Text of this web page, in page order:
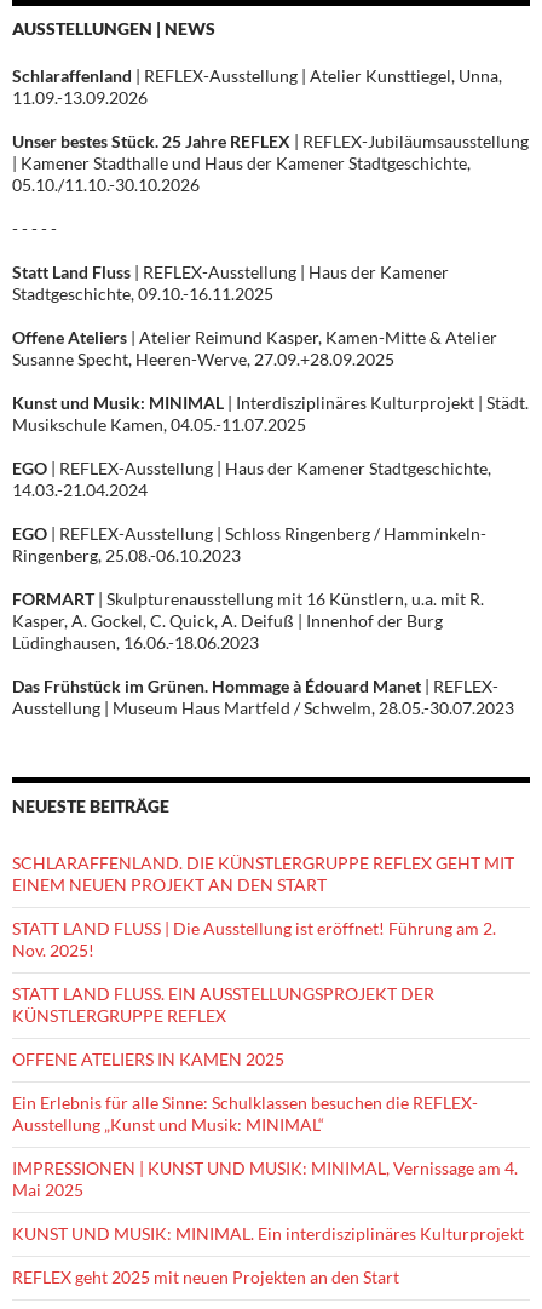
AUSSTELLUNGEN | NEWS
Schlaraffenland | REFLEX-Ausstellung | Atelier Kunsttiegel, Unna,
11.09.-13.09.2026
Unser bestes Stück. 25 Jahre REFLEX | REFLEX-Jubiläumsausstellung
| Kamener Stadthalle und Haus der Kamener Stadtgeschichte,
05.10./11.10.-30.10.2026
- - - - -
Statt Land Fluss | REFLEX-Ausstellung | Haus der Kamener
Stadtgeschichte, 09.10.-16.11.2025
Offene Ateliers | Atelier Reimund Kasper, Kamen-Mitte & Atelier
Susanne Specht, Heeren-Werve, 27.09.+28.09.2025
Kunst und Musik: MINIMAL | Interdisziplinäres Kulturprojekt | Städt.
Musikschule Kamen, 04.05.-11.07.2025
EGO | REFLEX-Ausstellung | Haus der Kamener Stadtgeschichte,
14.03.-21.04.2024
EGO | REFLEX-Ausstellung | Schloss Ringenberg / Hamminkeln-
Ringenberg, 25.08.-06.10.2023
FORMART| Skulpturenausstellung mit 16 Künstlern, u.a. mit R.
Kasper, A. Gockel, C. Quick, A. Deifuß | Innenhof der Burg
Lüdinghausen, 16.06.-18.06.2023
Das Frühstück im Grünen. Hommage à Édouard Manet | REFLEX-
Ausstellung | Museum Haus Martfeld / Schwelm, 28.05.-30.07.2023
NEUESTE BEITRÄGE
SCHLARAFFENLAND. DIE KÜNSTLERGRUPPE REFLEX GEHT MIT
EINEM NEUEN PROJEKT AN DEN START
STATT LAND FLUSS | Die Ausstellung ist eröffnet! Führung am 2.
Nov. 2025!
STATT LAND FLUSS. EIN AUSSTELLUNGSPROJEKT DER
KÜNSTLERGRUPPE REFLEX
OFFENE ATELIERS IN KAMEN 2025
Ein Erlebnis für alle Sinne: Schulklassen besuchen die REFLEX-
Ausstellung „Kunst und Musik: MINIMAL“
IMPRESSIONEN | KUNST UND MUSIK: MINIMAL, Vernissage am 4.
Mai 2025
KUNST UND MUSIK: MINIMAL. Ein interdisziplinäres Kulturprojekt
REFLEX geht 2025 mit neuen Projekten an den Start